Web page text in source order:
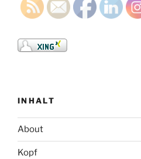
INHALT
About
Kopf